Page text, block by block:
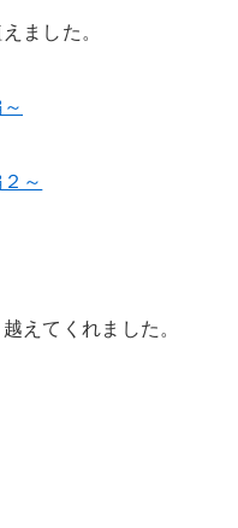
ました。
～
えてくれました。